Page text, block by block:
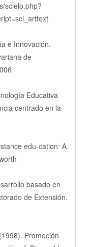
scielo.php?
e Innovación.
de
Educativa
centrado en la
edu-cation: A
basado en
de Extensión.
Promoción